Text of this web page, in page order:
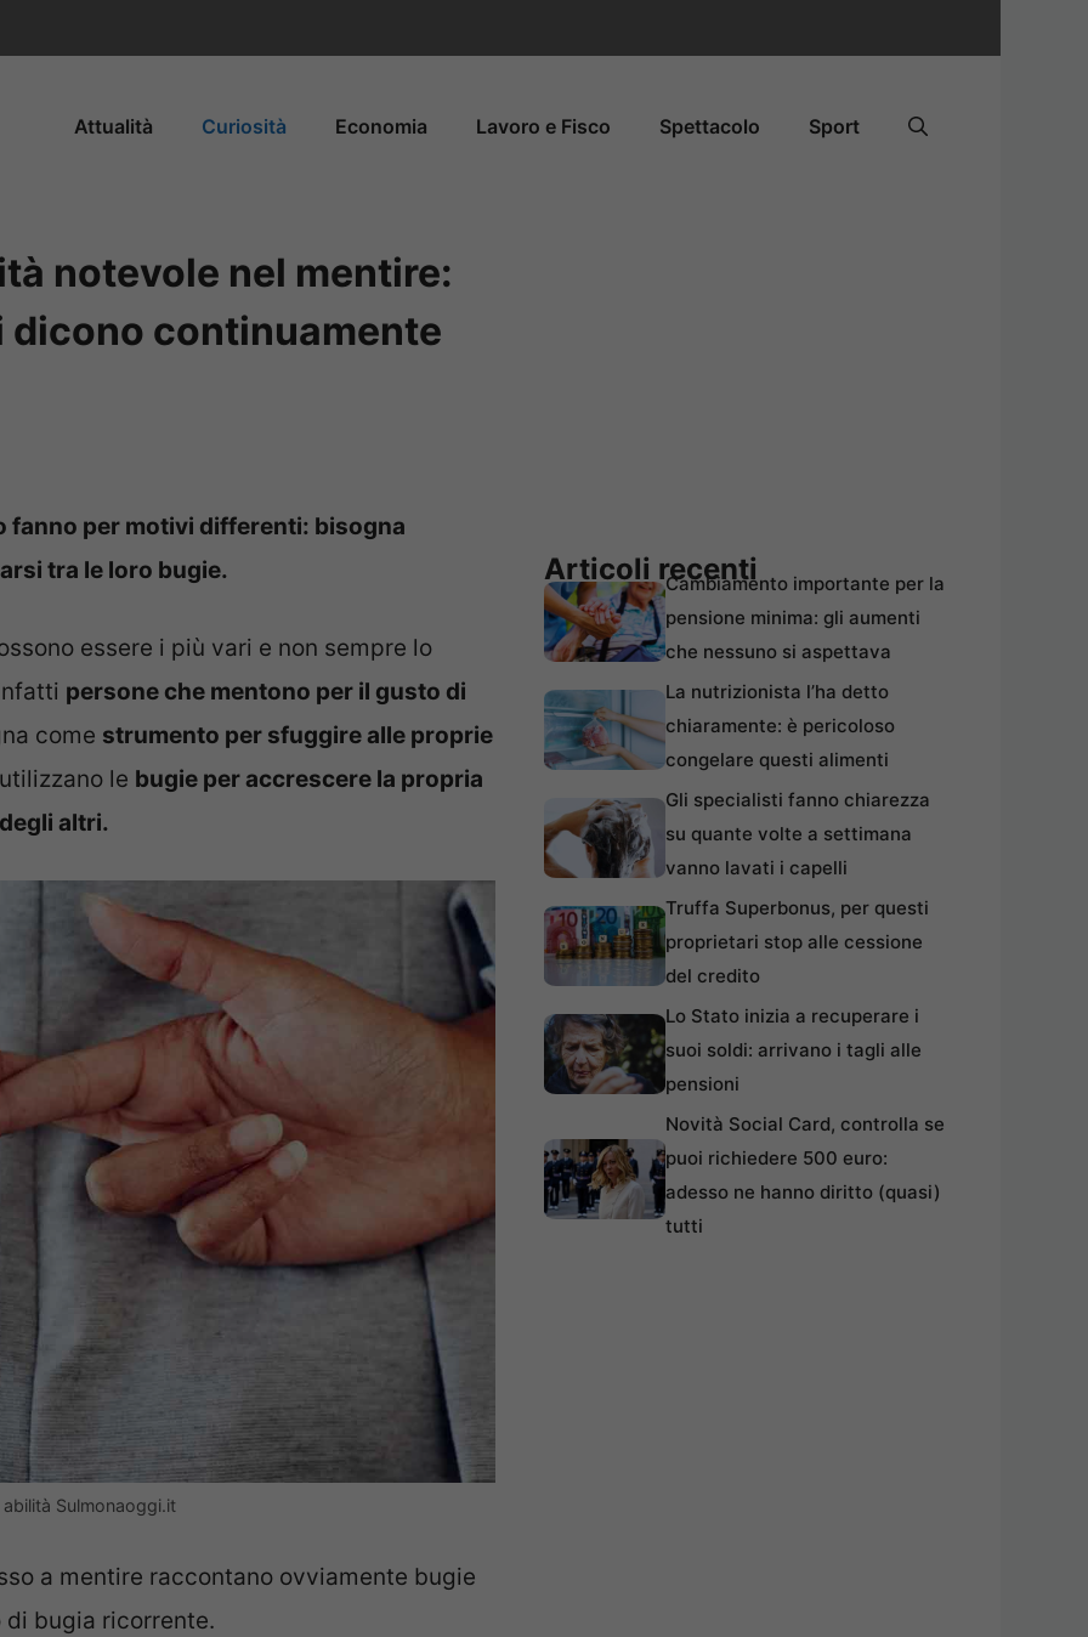
Attualità Curiosità Economia Lavoro e Fisco Spettacolo Sport
notevole nel mentire:
continuamente
fanno per motivi differenti: bisogna
tra le loro bugie.
essere i più vari e non sempre lo
persone che mentono per il gusto di
come strumento per sfuggire alle proprie
le bugie per accrescere la propria
altri.
Sulmonaoggi.it
a mentire raccontano ovviamente bugie
di bugia ricorrente.
Articoli recentiCambiamento importante per la
pensione minima: gli aumenti
che nessuno si aspettava
La nutrizionista l’ha detto
chiaramente: è pericoloso
congelare questi alimenti
Gli specialisti fanno chiarezza
su quante volte a settimana
vanno lavati i capelli
Truffa Superbonus, per questi
proprietari stop alle cessione
del credito
Lo Stato inizia a recuperare i
suoi soldi: arrivano i tagli alle
pensioni
Novità Social Card, controlla se
puoi richiedere 500 euro:
adesso ne hanno diritto (quasi)
tutti